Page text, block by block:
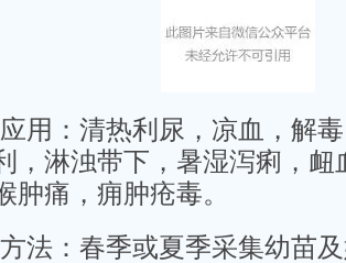
用：清热利尿，凉血，解
，淋浊带下，暑湿泻痢，衄
肿痛，痈肿疮毒。
法：春季或夏季采集幼苗